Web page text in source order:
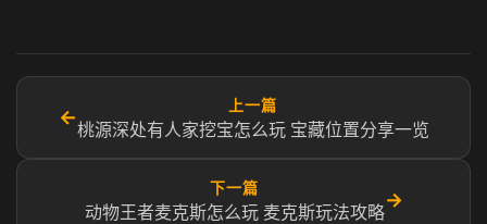
←
上一篇
桃源深处有人家挖宝怎么玩 宝藏位置分享一览
下一篇
动物王者麦克斯怎么玩 麦克斯玩法攻略
→